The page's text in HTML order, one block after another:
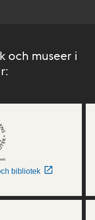
och museer i
bibliotek